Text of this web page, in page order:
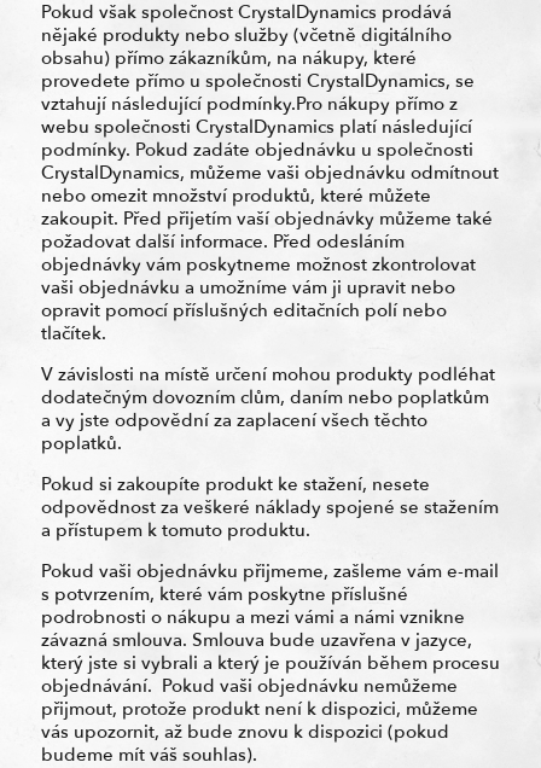
Pokud však společnost CrystalDynamics prodává
nějaké produkty nebo služby (včetně digitálního
obsahu) přímo zákazníkům, na nákupy, které
provedete přímo u společnosti CrystalDynamics, se
vztahují následující podmínky.Pro nákupy přímo z
webu společnosti CrystalDynamics platí následující
podmínky. Pokud zadáte objednávku u společnosti
CrystalDynamics, můžeme vaši objednávku odmítnout
nebo omezit množství produktů, které můžete
zakoupit. Před přijetím vaší objednávky můžeme také
požadovat další informace. Před odesláním
objednávky vám poskytneme možnost zkontrolovat
vaši objednávku a umožníme vám ji upravit nebo
opravit pomocí příslušných editačních polí nebo
tlačítek.
V závislosti na místě určení mohou produkty podléhat
dodatečným dovozním clům, daním nebo poplatkům
a vy jste odpovědní za zaplacení všech těchto
poplatků.
Pokud si zakoupíte produkt ke stažení, nesete
odpovědnost za veškeré náklady spojené se stažením
a přístupem k tomuto produktu.
Pokud vaši objednávku přijmeme, zašleme vám e-mail
s potvrzením, které vám poskytne příslušné
podrobnosti o nákupu a mezi vámi a námi vznikne
závazná smlouva. Smlouva bude uzavřena v jazyce,
který jste si vybrali a který je používán během procesu
objednávání. Pokud vaši objednávku nemůžeme
přijmout, protože produkt není k dispozici, můžeme
vás upozornit, až bude znovu k dispozici (pokud
budeme mít váš souhlas).